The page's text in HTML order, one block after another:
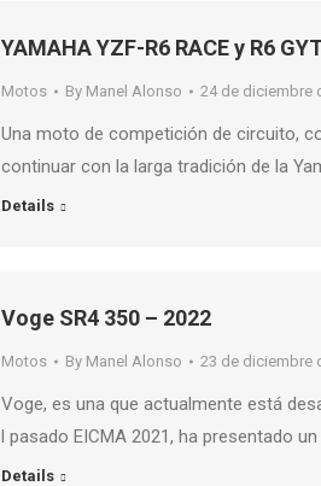
YAMAHA YZF-R6 RACE y R6
Motos By Manel Alonso 24 de diciembre
Una moto de competición de circuito,
continuar con la larga tradición de la
Details
Voge SR4 350 – 2022
Motos By Manel Alonso 23 de diciembre
Voge, es una que actualmente está
l pasado EICMA 2021, ha presentado
Details